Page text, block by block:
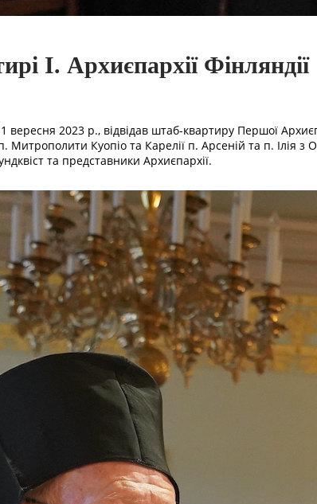
I. Архиєпархії Фінляндії
вересня 2023 р., відвідав штаб-квартиру Першої
Митрополити Куопіо та Карелії п. Арсеній та п. Ілія
та представники Архиєпархії.